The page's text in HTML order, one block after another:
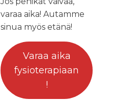
varaa aika! Autamme
sinua myös etänä!
Varaa aika
fysioterapiaan
!